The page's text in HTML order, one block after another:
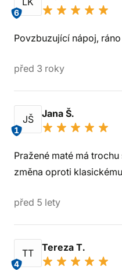
6
Povzbuzující nápoj,
před 3 roky
JŠ
1
Jana Š.
Pražené maté má
změna oproti
před 5 lety
TT
4
Tereza T.